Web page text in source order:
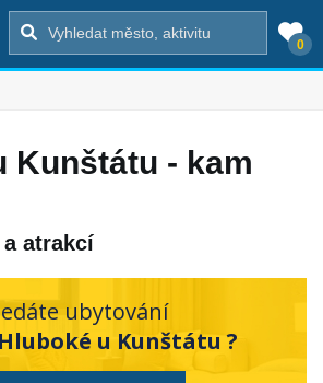
0
Kunštátu - kam
atrakcí
ubytování
u Kunštátu ?